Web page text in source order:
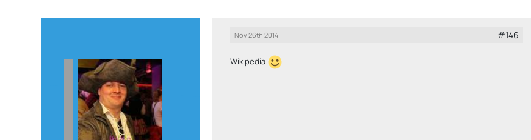
Nov 26th 2014 #146
Wikipedia